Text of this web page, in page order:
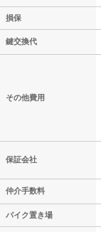
損保
鍵交換代
その他費用
保証会社
仲介手数料
バイク置き場